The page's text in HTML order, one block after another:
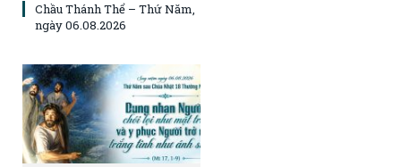
Chầu Thánh Thể – Thứ Năm,
ngày 06.08.2026